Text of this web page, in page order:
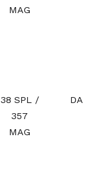
MAG
38 SPL /
357
MAG
DA